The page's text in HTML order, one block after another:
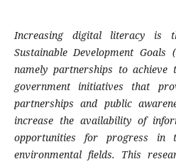
Increasing digital literacy is
Sustainable Development Goals
namely partnerships to
government initiatives that
partnerships and public
increase the availability of
opportunities for progress in
environmental fields. This